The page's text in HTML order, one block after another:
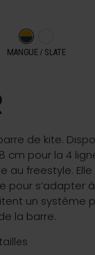
de kite.
cm pour la 4
au freestyle.
pour s’adapter
un système
la barre.
MANGUE / SLATE